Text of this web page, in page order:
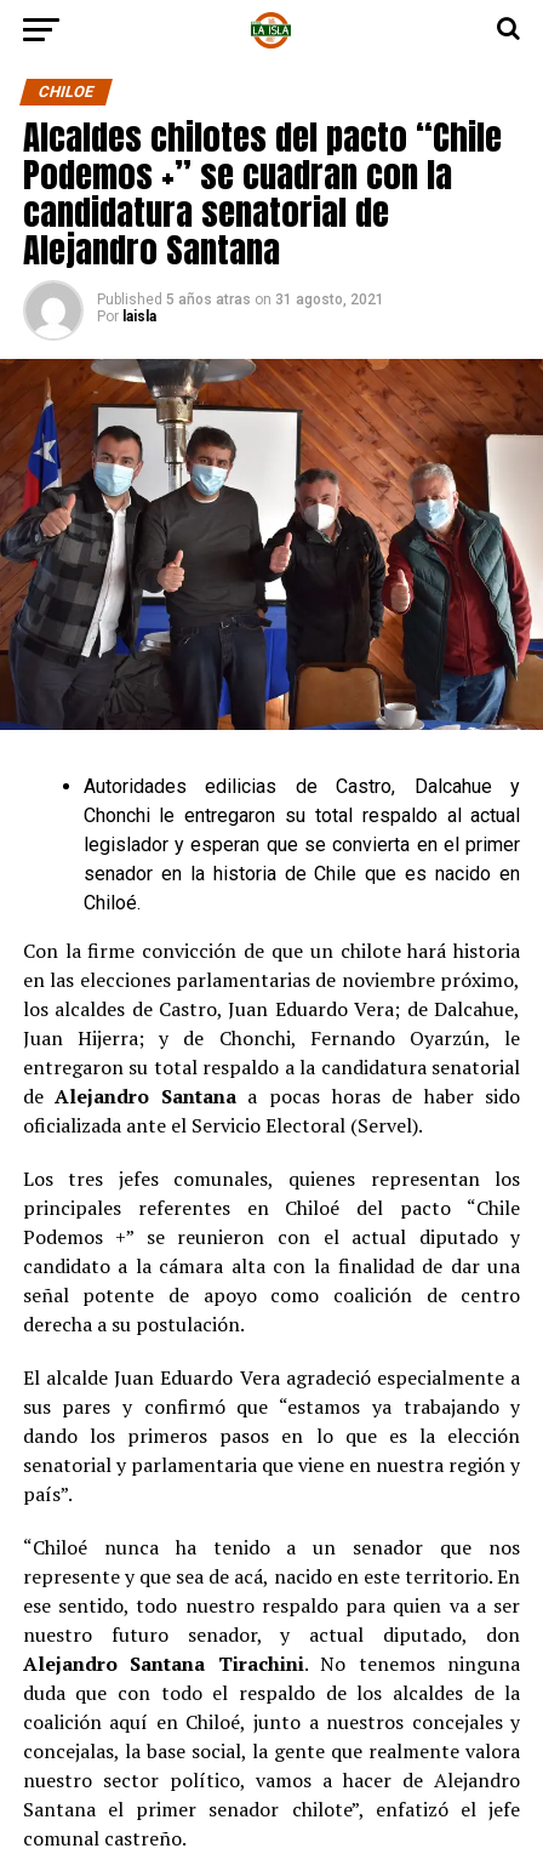
CHILOE
Alcaldes chilotes del pacto “Chile
Podemos +” se cuadran con la
candidatura senatorial de
Alejandro Santana
Published 5 años atras on 31 agosto, 2021
Por laisla
Autoridades edilicias de Castro, Dalcahue y
Chonchi le entregaron su total respaldo al actual
legislador y esperan que se convierta en el primer
senador en la historia de Chile que es nacido en
Chiloé.
Con la firme convicción de que un chilote hará historia
en las elecciones parlamentarias de noviembre próximo,
los alcaldes de Castro, Juan Eduardo Vera; de Dalcahue,
Juan Hijerra; y de Chonchi, Fernando Oyarzún, le
entregaron su total respaldo a la candidatura senatorial
deAlejandro Santanaa pocas horas de haber sido
oficializada ante el Servicio Electoral (Servel).
Los tres jefes comunales, quienes representan los
principales referentes en Chiloé del pacto “Chile
Podemos +” se reunieron con el actual diputado y
candidato a la cámara alta con la finalidad de dar una
señal potente de apoyo como coalición de centro
derecha a su postulación.
El alcalde Juan Eduardo Vera agradeció especialmente a
sus pares y confirmó que “estamos ya trabajando y
dando los primeros pasos en lo que es la elección
senatorial y parlamentaria que viene en nuestra región y
país”.
“Chiloé nunca ha tenido a un senador que nos
represente y que sea de acá, nacido en este territorio. En
ese sentido, todo nuestro respaldo para quien va a ser
nuestro futuro senador, y actual diputado, don
Alejandro Santana Tirachini. No tenemos ninguna
duda que con todo el respaldo de los alcaldes de la
coalición aquí en Chiloé, junto a nuestros concejales y
concejalas, la base social, la gente que realmente valora
nuestro sector político, vamos a hacer de Alejandro
Santana el primer senador chilote”, enfatizó el jefe
comunal castreño.